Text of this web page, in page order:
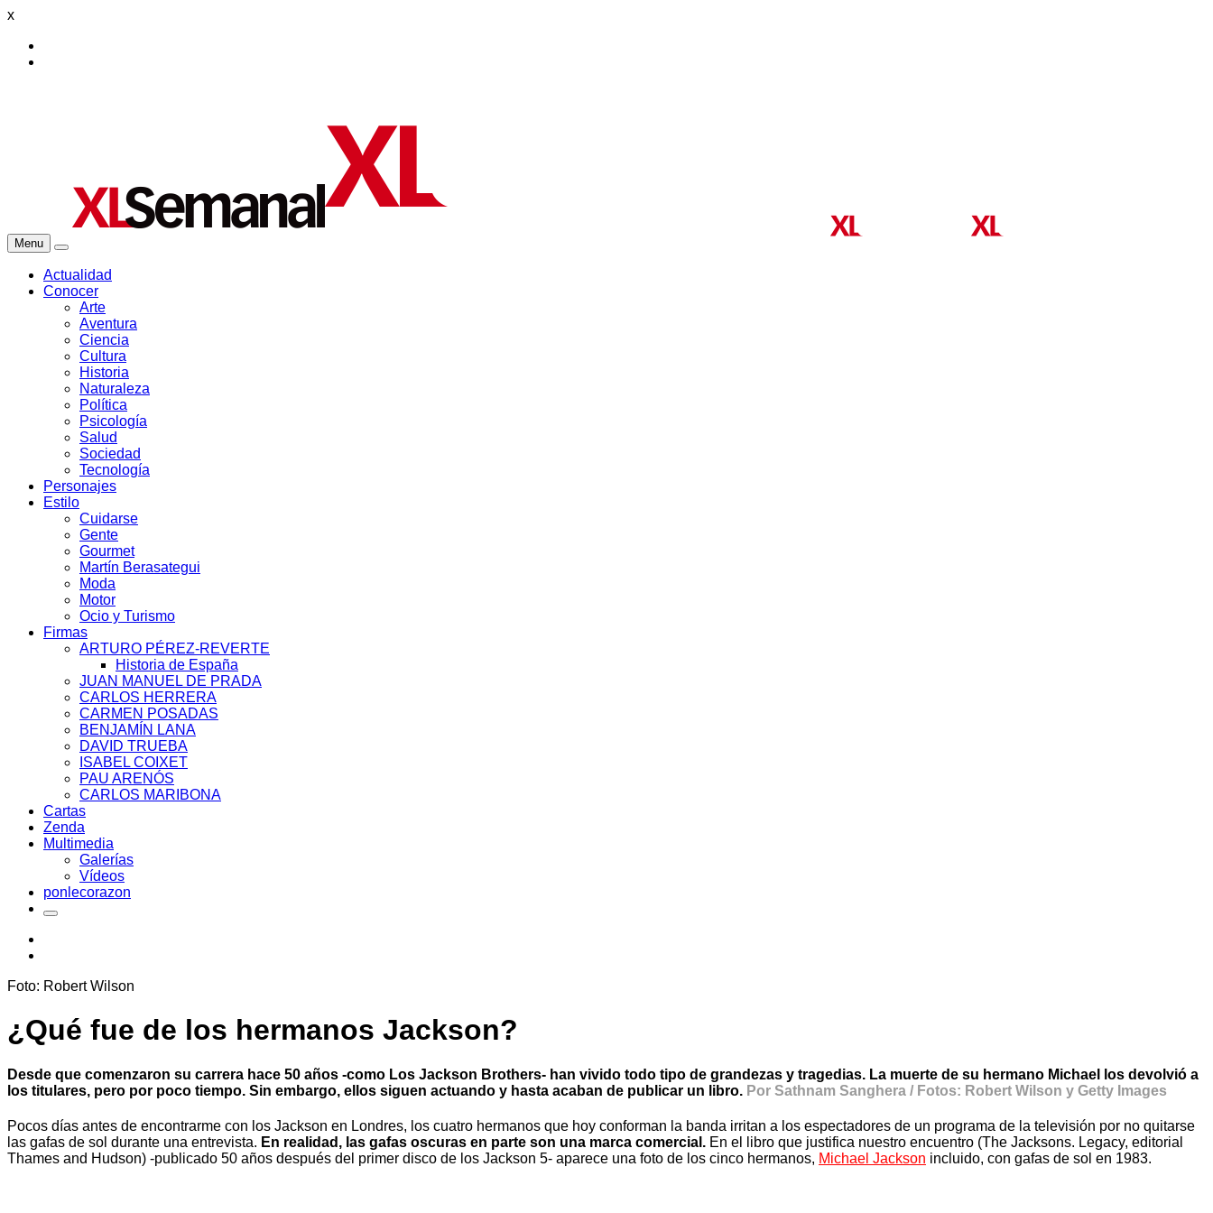
x
Menu
Actualidad
Conocer
Arte
Aventura
Ciencia
Cultura
Historia
Naturaleza
Política
Psicología
Salud
Sociedad
Tecnología
Personajes
Estilo
Cuidarse
Gente
Gourmet
Martín Berasategui
Moda
Motor
Ocio y Turismo
Firmas
ARTURO PÉREZ-REVERTE
Historia de España
JUAN MANUEL DE PRADA
CARLOS HERRERA
CARMEN POSADAS
BENJAMÍN LANA
DAVID TRUEBA
ISABEL COIXET
PAU ARENÓS
CARLOS MARIBONA
Cartas
Zenda
Multimedia
Galerías
Vídeos
ponlecorazon
Foto: Robert Wilson
¿Qué fue de los hermanos Jackson?
Desde que comenzaron su carrera hace 50 años -como Los Jackson Brothers- han vivido todo tipo de grandezas y tragedias. La muerte de su hermano Michael los devolvió a
los titulares, pero por poco tiempo. Sin embargo, ellos siguen actuando y hasta acaban de publicar un libro. Por Sathnam Sanghera / Fotos: Robert Wilson y Getty Images
Pocos días antes de encontrarme con los Jackson en Londres, los cuatro hermanos que hoy conforman la banda irritan a los espectadores de un programa de la televisión por no quitarse
las gafas de sol durante una entrevista. En realidad, las gafas oscuras en parte son una marca comercial. En el libro que justifica nuestro encuentro (The Jacksons. Legacy, editorial
Thames and Hudson) -publicado 50 años después del primer disco de los Jackson 5- aparece una foto de los cinco hermanos, Michael Jackson incluido, con gafas de sol en 1983.